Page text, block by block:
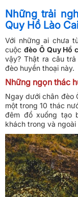
Những trải
Quy Hồ Lào
Với những ai chưa
cuộc đèo Ô Quy Hồ
vậy? Thật ra câu
đèo huyền thoại này.
Những ngọn thác
Ngay dưới chân đèo
một trong 10 thác
đêm đổ xuống tạo
khách trong và